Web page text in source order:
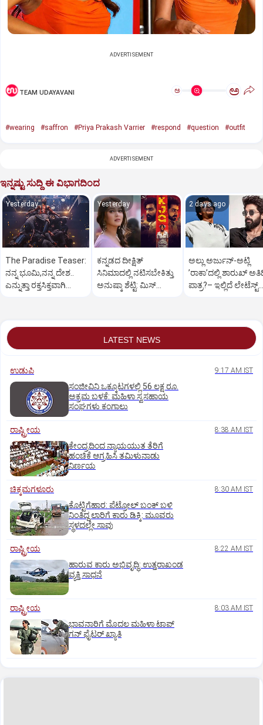
ADVERTISEMENT
TEAM UDAYAVANI ಅ ಅ
#wearing #saffron #Priya Prakash Varrier #respond #question #outfit
ADVERTISEMENT
ಇನ್ನಷ್ಟು ಸುದ್ದಿ ಈ ವಿಭಾಗದಿಂದ
Yesterday
The Paradise Teaser:
ನನ್ನ ಭೂಮಿ,ನನ್ನ ದೇಶ..
ಎನ್ನುತ್ತಾ ರಕ್ತಸಿಕ್ತವಾಗಿ
Yesterday
ಕನ್ನಡದ ದೀಕ್ಷಿತ್‌
ಸಿನಿಮಾದಲ್ಲಿ ನಟಿಸಬೇಕಿತ್ತು
ಅನುಷ್ಕಾ ಶೆಟ್ಟಿ: ಮಿಸ್‌
2 days ago
ಅಲ್ಲು ಅರ್ಜುನ್‌-ಅಟ್ಲಿ
ʼರಾಕಾʼದಲ್ಲಿ ಶಾರುಖ್‌
ಪಾತ್ರ?– ಇಲ್ಲಿದೆ ಲೇಟೆಸ್ಟ್‌
LATEST NEWS
ಉಡುಪಿ 9:17 AM IST
ಸಂಜೀವಿನಿ ಒಕ್ಕೂಟಗಳಲ್ಲಿ 56 ಲಕ್ಷ ರೂ.
ಅಕ್ರಮ ಬಳಕೆ: ಮಹಿಳಾ ಸ್ವಸಹಾಯ
ಸಂಘಗಳು ಕಂಗಾಲು
ರಾಷ್ಟ್ರೀಯ 8:38 AM IST
ಕೇಂದ್ರದಿಂದ ನ್ಯಾಯಯುತ ತೆರಿಗೆ
ಹಂಚಿಕೆ ಆಗ್ರಹಿಸಿ ತಮಿಳುನಾಡು
ನಿರ್ಣಯ
ಚಿಕ್ಕಮಗಳೂರು 8:30 AM IST
ಕೊಟ್ಟಿಗೆಹಾರ: ಪೆಟ್ರೋಲ್ ಬಂಕ್ ಬಳಿ
ನಿಂತಿದ್ದ ಲಾರಿಗೆ ಕಾರು ಡಿಕ್ಕಿ: ಮೂವರು
ಸ್ಥಳದಲ್ಲೇ ಸಾವು
ರಾಷ್ಟ್ರೀಯ 8:22 AM IST
ಹಾರುವ ಕಾರು ಅಭಿವೃದ್ಧಿ: ಉತ್ತರಾಖಂಡ
ವ್ಯಕ್ತಿ ಸಾಧನೆ
ರಾಷ್ಟ್ರೀಯ 8:03 AM IST
ಭಾವನಾರಿಗೆ ಮೊದಲ ಮಹಿಳಾ ಟಾಪ್‌
ಗನ್‌ ಫೈಟರ್‌ ಖ್ಯಾತಿ